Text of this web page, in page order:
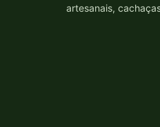
artesanais,